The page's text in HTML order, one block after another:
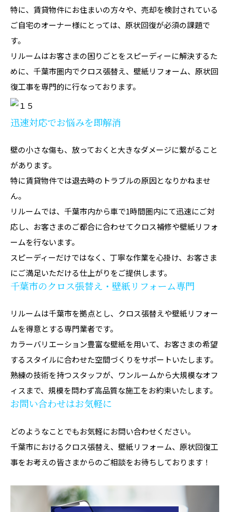
特に、賃貸物件にお住まいの方々や、売却を検討されている
ご自宅のオーナー様にとっては、原状回復が必須の課題で
す。
リルームはお客さまの困りごとをスピーディーに解決するた
めに、千葉市圏内でクロス張替え、壁紙リフォーム、原状回
復工事を専門的に行なっております。
迅速対応でお悩みを即解消
壁の小さな傷も、放っておくと大きなダメージに繋がること
があります。
特に賃貸物件では退去時のトラブルの原因となりかねませ
ん。
リルームでは、千葉市内から車で1時間圏内にて迅速にご対
応し、お客さまのご都合に合わせてクロス補修や壁紙リフォ
ームを行ないます。
スピーディーだけではなく、丁寧な作業を心掛け、お客さま
にご満足いただける仕上がりをご提供します。
千葉市のクロス張替え・壁紙リフォーム専門
リルームは千葉市を拠点とし、クロス張替えや壁紙リフォー
ムを得意とする専門業者です。
カラーバリエーション豊富な壁紙を用いて、お客さまの希望
するスタイルに合わせた空間づくりをサポートいたします。
熟練の技術を持つスタッフが、ワンルームから大規模なオフ
ィスまで、規模を問わず高品質な施工をお約束いたします。
お問い合わせはお気軽に
どのようなことでもお気軽にお問い合わせください。
千葉市におけるクロス張替え、壁紙リフォーム、原状回復工
事をお考えの皆さまからのご相談をお待ちしております！